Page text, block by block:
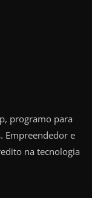
programo para
Empreendedor e
na tecnologia